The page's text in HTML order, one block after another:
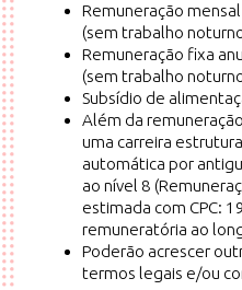
Remuneração
(sem trabalho
Remuneração fixa
(sem trabalho
Subsídio de
Além da
uma carreira
automática por
ao nível 8
estimada com CPC:
remuneratória ao
Poderão acrescer
termos legais e/ou